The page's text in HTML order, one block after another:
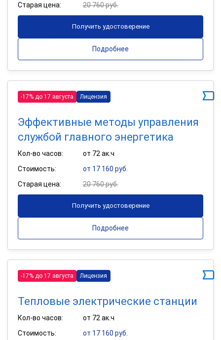
Старая цена:
20 760 руб.
Получить удостоверение
Подробнее
-17% до 17 августа Лицензия
Эффективные методы управления
службой главного энергетика
Кол-во часов:
от 72 ак.ч
Стоимость:
от 17 160 руб.
Старая цена:
20 760 руб.
Получить удостоверение
Подробнее
-17% до 17 августа Лицензия
Тепловые электрические станции
Кол-во часов:
от 72 ак.ч
Стоимость:
от 17 160 руб.